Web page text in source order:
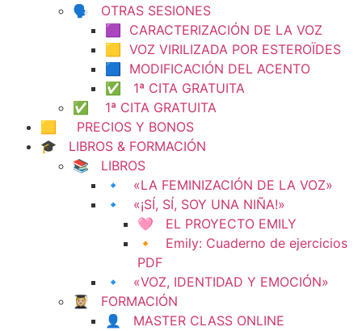
🗣️ OTRAS SESIONES
🟪 CARACTERIZACIÓN DE LA VOZ
🟨 VOZ VIRILIZADA POR ESTEROÏDES
🟦 MODIFICACIÓN DEL ACENTO
✅ 1ª CITA GRATUITA
✅ 1ª CITA GRATUITA
🟨 PRECIOS Y BONOS
🎓 LIBROS & FORMACIÓN
📚 LIBROS
🔹 «LA FEMINIZACIÓN DE LA VOZ»
🔹 «¡SÍ, SÍ, SOY UNA NIÑA!»
🩷 EL PROYECTO EMILY
🔸 Emily: Cuaderno de ejercicios
PDF
🔹 «VOZ, IDENTIDAD Y EMOCIÓN»
👩🏼‍🎓 FORMACIÓN
👤 MASTER CLASS ONLINE